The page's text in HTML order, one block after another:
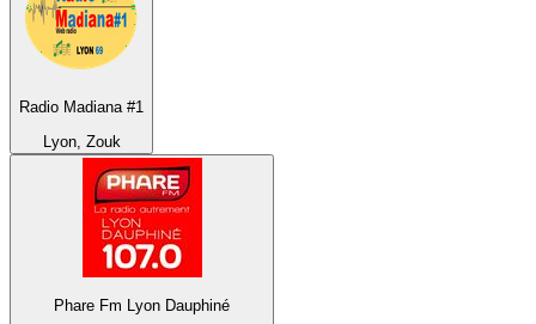
Radio Madiana #1
Lyon, Zouk
Phare Fm Lyon Dauphiné